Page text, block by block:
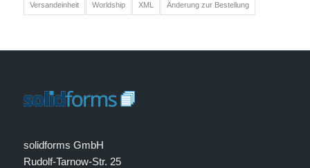
Versandeinheit Worldship XML Änderung zur Bestellung
solidforms GmbH
Rudolf-Tarnow-Str. 25